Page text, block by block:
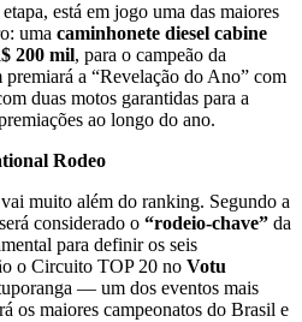
está em jogo uma das maiores
uma caminhonete diesel cabine
200 mil, para o campeão da
a “Revelação do Ano” com
duas motos garantidas para a
ao longo do ano.
Rodeo
muito além do ranking. Segundo a
considerado o “rodeio-chave” da
para definir os seis
o Circuito TOP 20 no Votu
— um dos eventos mais
os maiores campeonatos do Brasil e